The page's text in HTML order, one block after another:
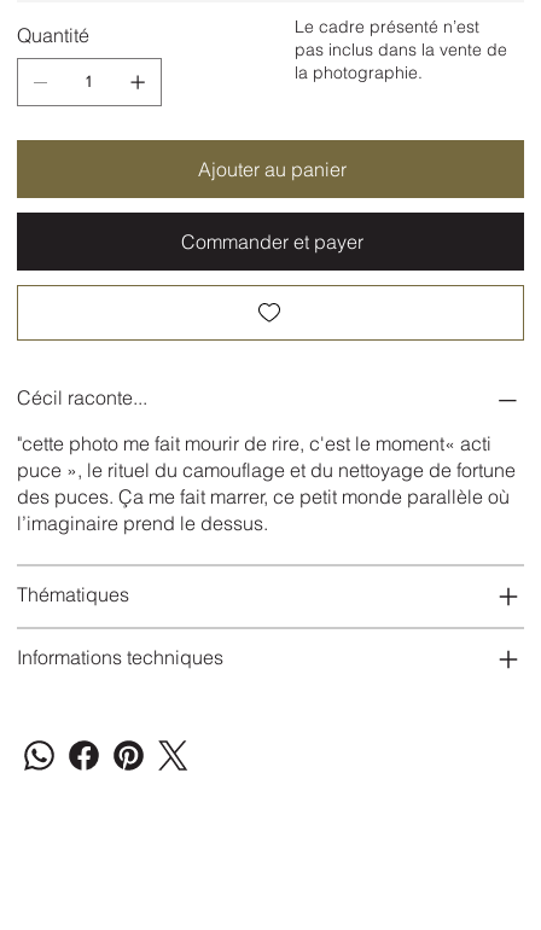
Quantité
Ajouter au panier
Commander et payer
Cécil raconte...
"cette photo me fait mourir de rire, c'est le moment« acti
puce », le rituel du camouflage et du nettoyage de fortune
des puces. Ça me fait marrer, ce petit monde parallèle où
l’imaginaire prend le dessus.
Thématiques
Informations techniques
Le cadre présenté n’est
pas inclus dans la vente de
la photographie.